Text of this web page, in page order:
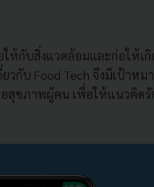
ห้กับสิ่งแวดล้อมและก่อให้เกิ
วกับ Food Tech จึงมีเป้าห
สุขภาพผู้คน เพื่อให้แนวคิด